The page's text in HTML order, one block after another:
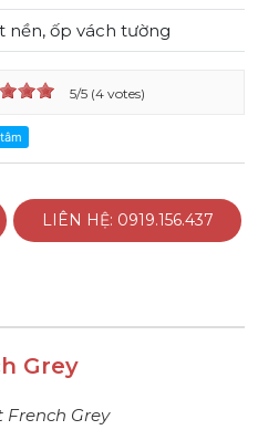
nền, ốp vách tường
5/5 (4 votes)
LIÊN HỆ: 0919.156.437
Grey
French Grey